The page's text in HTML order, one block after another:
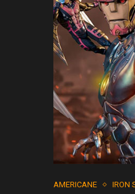
AMERICANE IRON